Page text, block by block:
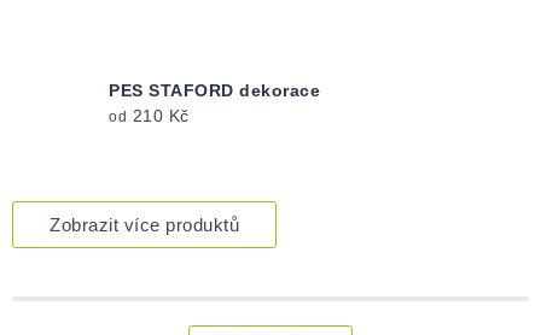
PES STAFORD dekorace
od 210 Kč
Zobrazit více produktů